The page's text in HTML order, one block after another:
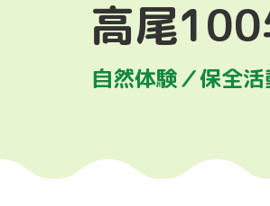
高尾100
自然体験／保全